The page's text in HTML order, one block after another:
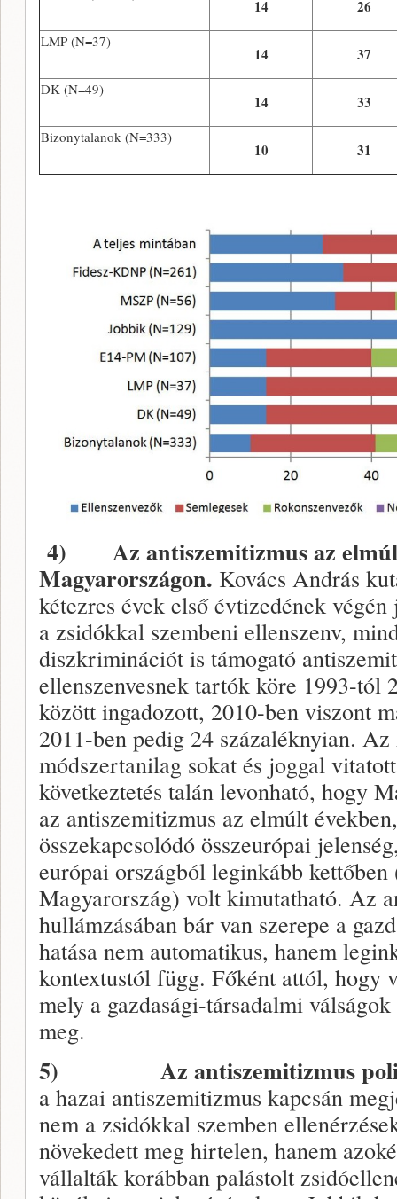
14 26
LMP (N=37)
14 37
DK (N=49)
14 33
Bizonytalanok (N=333)
10 31
4) Az antiszemitizmus az
Magyarországon. Kovács András
kétezres évek első évtizedének
a zsidókkal szembeni ellenszenv,
diszkriminációt is támogató
ellenszenvesnek tartók köre 1993-tól
között ingadozott, 2010-ben viszont
2011-ben pedig 24 százaléknyian.
módszertanilag sokat és joggal
következtetés talán levonható, hogy
az antiszemitizmus az elmúlt
összekapcsolódó összeurópai
európai országból leginkább kettőben
Magyarország) volt kimutatható. Az
hullámzásában bár van szerepe a
hatása nem automatikus, hanem
kontextustól függ. Főként attól, hogy
mely a gazdasági-társadalmi
meg.
5) Az antiszemitizmus
a hazai antiszemitizmus kapcsán
nem a zsidókkal szemben
növekedett meg hirtelen, hanem
vállalták korábban palástolt